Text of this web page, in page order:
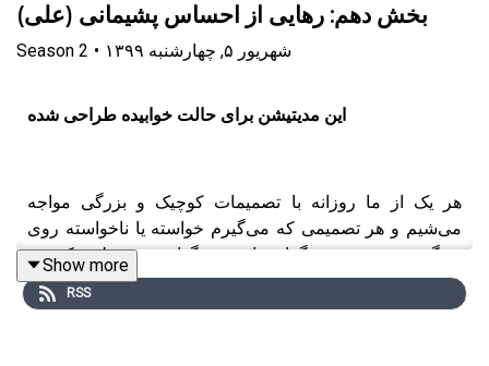
بخش دهم: رهایی از احساس پشیمانی (علی)
Season 2 • ۱۳۹۹ شهریور ۵, چهارشنبه
این مدیتیشن برای حالت خوابیده طراحی شده
هر یک از ما روزانه با تصمیمات کوچیک و بزرگی مواجه
می‌شیم و هر تصمیمی که می‌گیرم خواسته یا ناخواسته روی
زندگی خودمون و دیگران تاثیر می‌گذاره. همونطور که هر
تصمیم والدیمون تاثیرات زیادی روی ما گذاشته و اثراتش پس
از سال‌های هنوز وجود داره.
Show more
RSS